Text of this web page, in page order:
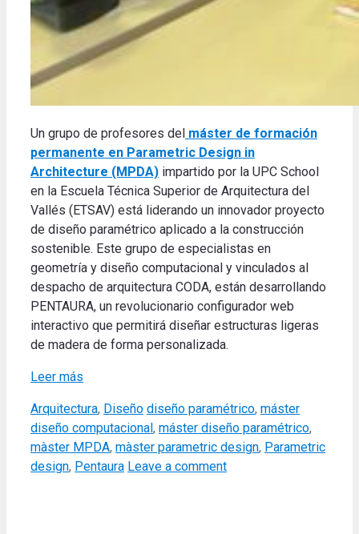
Un grupo de profesores del máster de formación
permanente en Parametric Design in
Architecture (MPDA) impartido por la UPC School
en la Escuela Técnica Superior de Arquitectura del
Vallés (ETSAV) está liderando un innovador proyecto
de diseño paramétrico aplicado a la construcción
sostenible. Este grupo de especialistas en
geometría y diseño computacional y vinculados al
despacho de arquitectura CODA, están desarrollando
PENTAURA, un revolucionario configurador web
interactivo que permitirá diseñar estructuras ligeras
de madera de forma personalizada.
Leer más
Categories
Arquitectura, Diseño Tags
diseño paramétrico, máster
diseño computacional, máster diseño paramétrico,
màster MPDA, màster parametric design, Parametric
design, Pentaura Leave a comment